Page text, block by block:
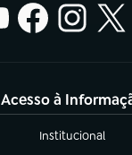
Acesso à
Institucional
(abre em nova